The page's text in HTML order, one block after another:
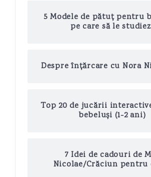
5 Modele de pătuț pentru
pe care să le
Despre înțărcare cu Nora
Top 20 de jucării
bebeluși (1-2 ani)
7 Idei de cadouri de
Nicolae/Crăciun